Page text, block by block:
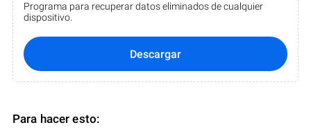
Programa para recuperar datos eliminados de cualquier
dispositivo.
Descargar
Para hacer esto: